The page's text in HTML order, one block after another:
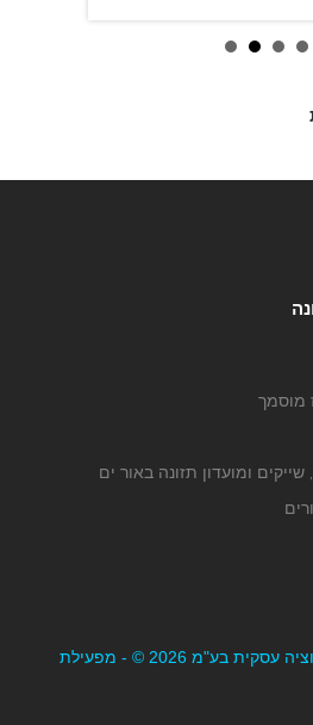
מוסמך
ומועדון תזונה באור ים
כל הזכויות שמורות לאבולוציה עסקית בע"מ 2026 © - מפעילת